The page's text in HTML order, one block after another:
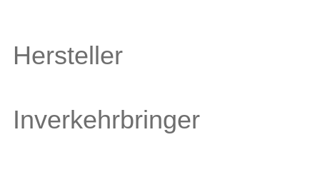
Hersteller
Inverkehrbringer